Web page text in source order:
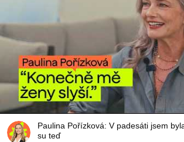
Paulina Pořízková: V padesáti jsem
su teď